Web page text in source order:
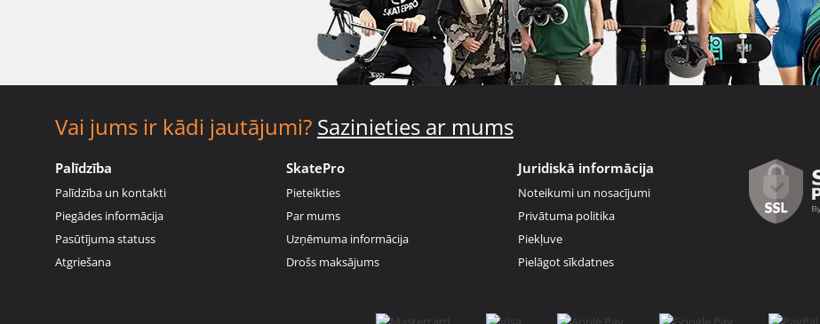
Vai jums ir kādi jautājumi? Sazinieties ar mums
Palīdzība
Palīdzība un kontakti
Piegādes informācija
Pasūtījuma statuss
Atgriešana
SkatePro
Pieteikties
Par mums
Uzņēmuma informācija
Drošs maksājums
Juridiskā informācija
Noteikumi un nosacījumi
Privātuma politika
Piekļuve
Pielāgot sīkdatnes